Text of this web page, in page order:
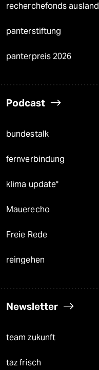
recherchefonds ausland
panterstiftung
panterpreis 2026
Podcast
bundestalk
fernverbindung
klima update°
Mauerecho
Freie Rede
reingehen
Newsletter
team zukunft
taz frisch